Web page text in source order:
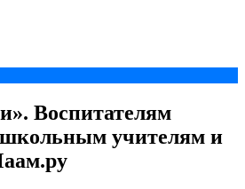
Воспитателям
школьным учителям и